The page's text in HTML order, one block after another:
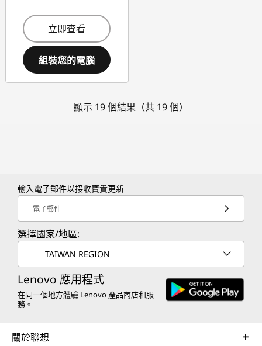
立即查看
組裝您的電腦
顯示 19 個結果（共 19 個）
輸入電子郵件以接收寶貴更新
電子郵件
選擇國家/地區:
TAIWAN REGION
Lenovo 應用程式
在同一個地方體驗 Lenovo 產品商店和服
務。
關於聯想